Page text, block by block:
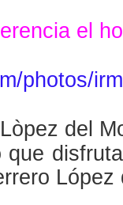
el
photos/
del
López